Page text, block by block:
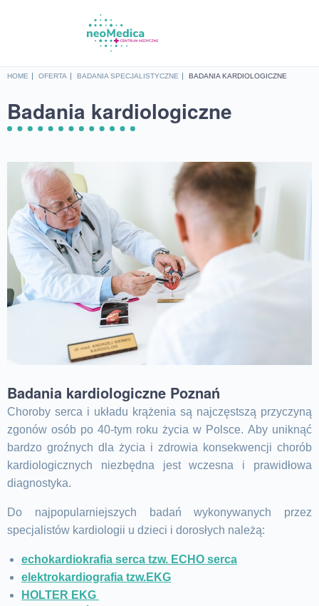
HOME OFERTA BADANIA SPECJALISTYCZNE BADANIA KARDIOLOGICZNE
Badania kardiologiczne
Badania kardiologiczne Poznań
Choroby serca i układu krążenia są najczęstszą przyczyną
zgonów osób po 40-tym roku życia w Polsce. Aby uniknąć
bardzo groźnych dla życia i zdrowia konsekwencji chorób
kardiologicznych niezbędna jest wczesna i prawidłowa
diagnostyka.
Do najpopularniejszych badań wykonywanych przez
specjalistów kardiologii u dzieci i dorosłych należą:
echokardiokrafia serca tzw. ECHO serca
elektrokardiografia tzw.EKG
HOLTER EKG